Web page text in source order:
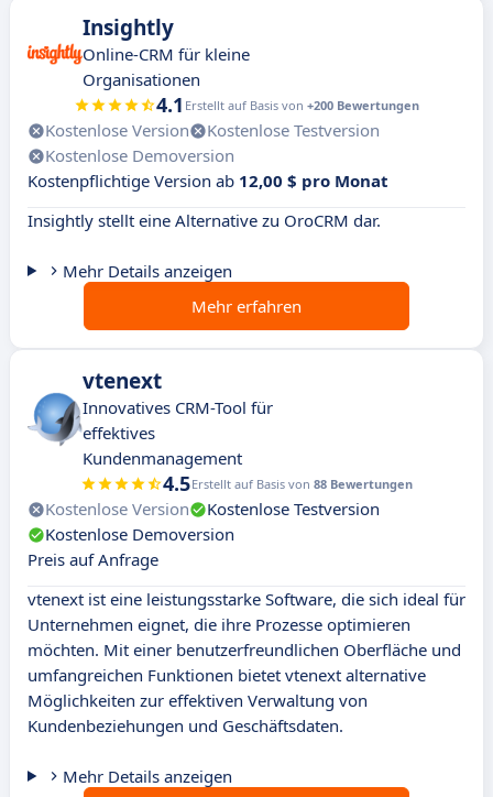
Insightly
Online-CRM für kleine
Organisationen
4.1 Erstellt auf Basis von +200 Bewertungen
Kostenlose Version
Kostenlose Testversion
Kostenlose Demoversion
Kostenpflichtige Version ab 12,00 $ pro Monat
Insightly stellt eine Alternative zu OroCRM dar.
Mehr Details anzeigen
Mehr erfahren
vtenext
Innovatives CRM-Tool für
effektives
Kundenmanagement
4.5Erstellt auf Basis von 88 Bewertungen
Kostenlose Version
Kostenlose Testversion
Kostenlose Demoversion
Preis auf Anfrage
vtenext ist eine leistungsstarke Software, die sich ideal für
Unternehmen eignet, die ihre Prozesse optimieren
möchten. Mit einer benutzerfreundlichen Oberfläche und
umfangreichen Funktionen bietet vtenext alternative
Möglichkeiten zur effektiven Verwaltung von
Kundenbeziehungen und Geschäftsdaten.
Mehr Details anzeigen